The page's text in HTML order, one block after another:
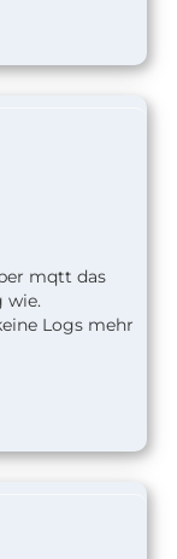
mqtt das
wie.
Logs mehr